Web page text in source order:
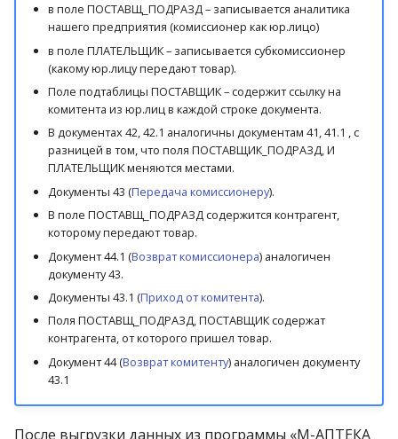
в поле ПОСТАВЩ_ПОДРАЗД – записывается аналитика
нашего предприятия (комиссионер как юр.лицо)
в поле ПЛАТЕЛЬЩИК – записывается субкомиссионер
(какому юр.лицу передают товар).
Поле подтаблицы ПОСТАВЩИК – содержит ссылку на
комитента из юр.лиц в каждой строке документа.
В документах 42, 42.1 аналогичны документам 41, 41.1 , с
разницей в том, что поля ПОСТАВЩИК_ПОДРАЗД, И
ПЛАТЕЛЬЩИК меняются местами.
Документы 43 (Передача комиссионеру).
В поле ПОСТАВЩ_ПОДРАЗД содержится контрагент,
которому передают товар.
Документ 44.1 (Возврат комиссионера) аналогичен
документу 43.
Документы 43.1 (Приход от комитента).
Поля ПОСТАВЩ_ПОДРАЗД, ПОСТАВЩИК содержат
контрагента, от которого пришел товар.
Документ 44 (Возврат комитенту) аналогичен документу
43.1
После выгрузки данных из программы «М-АПТЕКА